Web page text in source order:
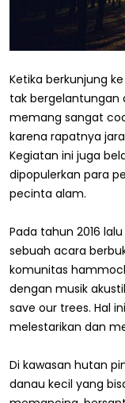
Ketika berkunjung
tak bergelantungan
memang sangat
karena rapatnya
Kegiatan ini juga
dipopulerkan para
pecinta alam.
Pada tahun 2016
sebuah acara
komunitas
dengan musik
save our trees. Hal
melestarikan dan
Di kawasan hutan
danau kecil yang